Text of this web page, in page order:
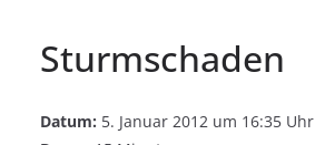
Sturmschaden
Datum: 5. Januar 2012 um 16:35 Uhr